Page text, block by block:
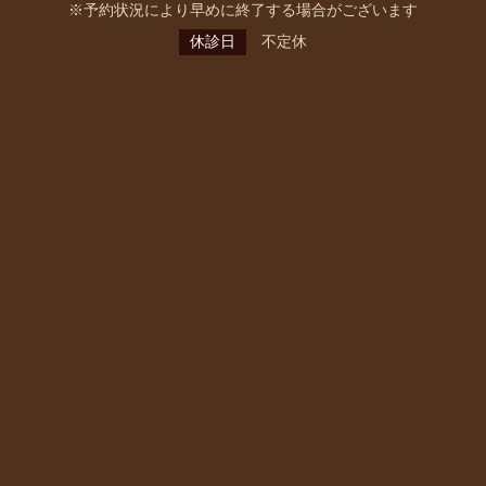
※予約状況により早めに終了する場合がございます
休診日
不定休